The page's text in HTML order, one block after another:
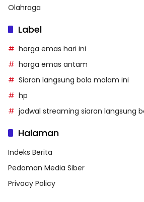
Olahraga
Label
harga emas hari ini
harga emas antam
Siaran langsung bola malam ini
hp
jadwal streaming siaran langsung
Halaman
Indeks Berita
Pedoman Media Siber
Privacy Policy